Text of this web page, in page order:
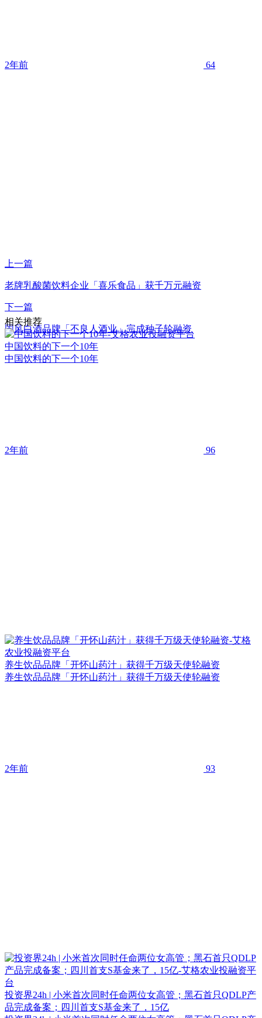
2年前 64
上一篇
老牌乳酸菌饮料企业「喜乐食品」获千万元融资
下一篇
国风白酒品牌「不良人酒业」完成种子轮融资
相关推荐
中国饮料的下一个10年
中国饮料的下一个10年
2年前 96
养生饮品品牌「开怀山药汁」获得千万级天使轮融资
养生饮品品牌「开怀山药汁」获得千万级天使轮融资
2年前 93
投资界24h | 小米首次同时任命两位女高管；黑石首只QDLP产
品完成备案；四川首支S基金来了，15亿